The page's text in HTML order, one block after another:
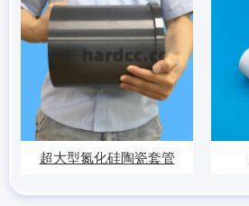
超大型氮化硅陶瓷套管